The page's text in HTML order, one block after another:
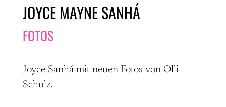
JOYCE MAYNE SANHÁ
FOTOS
Joyce Sanhá mit neuen Fotos von Olli
Schulz.